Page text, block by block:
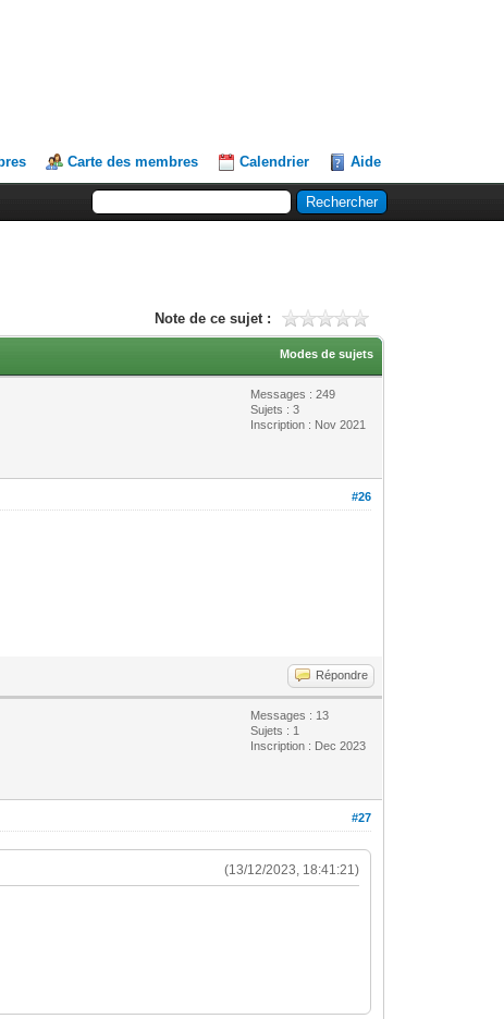
Carte des membres Calendrier Aide
Note de ce sujet :
Modes de sujets
Messages : 249
Sujets : 3
Inscription : Nov 2021
#26
Répondre
Messages : 13
Sujets : 1
Inscription : Dec 2023
#27
(13/12/2023, 18:41:21)